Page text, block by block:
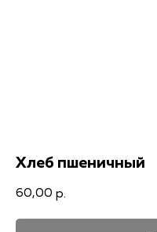
Хлеб пшеничный
60,00 р.